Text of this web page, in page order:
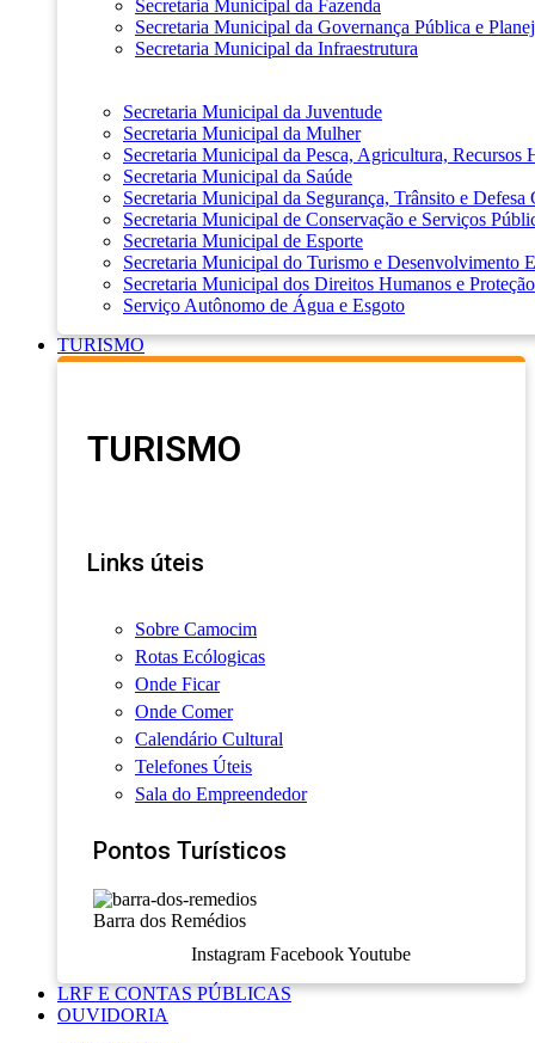
Secretaria Municipal da Fazenda
Secretaria Municipal da Governança Pública e
Secretaria Municipal da Infraestrutura
Secretaria Municipal da Juventude
Secretaria Municipal da Mulher
Secretaria Municipal da Pesca, Agricultura, Recursos
Secretaria Municipal da Saúde
Secretaria Municipal da Segurança, Trânsito e Defesa
Secretaria Municipal de Conservação e Serviços
Secretaria Municipal de Esporte
Secretaria Municipal do Turismo e Desenvolvimento
Secretaria Municipal dos Direitos Humanos e
Serviço Autônomo de Água e Esgoto
TURISMO
TURISMO
Links úteis
Sobre Camocim
Rotas Ecólogicas
Onde Ficar
Onde Comer
Calendário Cultural
Telefones Úteis
Sala do Empreendedor
Pontos Turísticos
Barra dos Remédios
Instagram Facebook Youtube
LRF E CONTAS PÚBLICAS
OUVIDORIA